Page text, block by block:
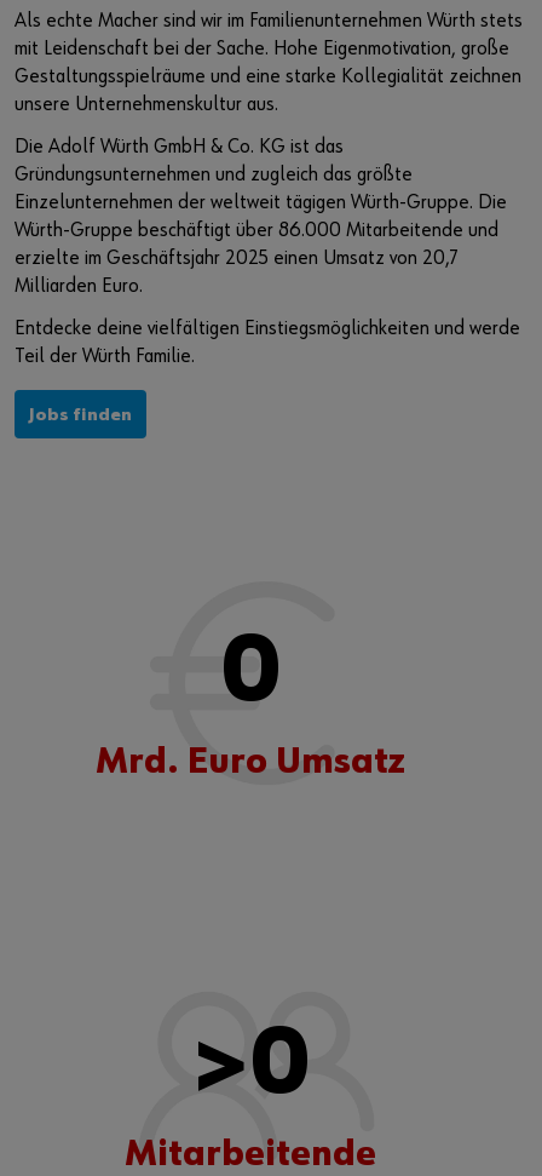
In nur drei Schritten können Sie sich registrieren und alle
Funktionen des Online-Shops nutzen.
Verkauf nur an Gewerbetreibende
Veranstaltungen
Wissen und Referenzen
Baustellenmanagement CENDAS
Nachhaltigkeit bei Würth
Akademie Würth
Forschung und Entwicklung
Innovation Hub
Würth Karriere auf Jobmessen
Diversity bei Würth
Als echte Macher sind wir im Familienunternehmen Würth stets
mit Leidenschaft bei der Sache. Hohe Eigenmotivation, große
Gestaltungsspielräume und eine starke Kollegialität zeichnen
unsere Unternehmenskultur aus.
Die Adolf Würth GmbH & Co. KG ist das
Gründungsunternehmen und zugleich das größte
Einzelunternehmen der weltweit tägigen Würth-Gruppe. Die
Würth-Gruppe beschäftigt über 86.000 Mitarbeitende und
erzielte im Geschäftsjahr 2025 einen Umsatz von 20,7
Milliarden Euro.
Entdecke deine vielfältigen Einstiegsmöglichkeiten und werde
Teil der Würth Familie.
Jobs finden
0
Mrd. Euro Umsatz
>0
Mitarbeitende